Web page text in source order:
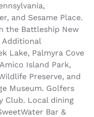
and Sesame Place.
the Battleship New
Additional
Lake, Palmyra Cove
Island Park,
Preserve, and
Museum. Golfers
Club. Local dining
Bar &